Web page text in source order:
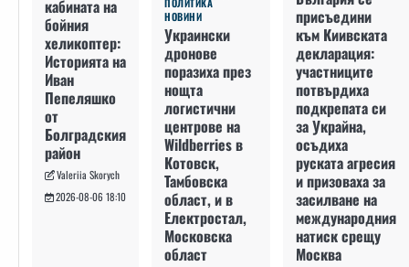
кабината на
бойния
хеликоптер:
Историята на
Иван
Пепеляшко
от
Болградския
район
Valeriia Skorych
2026-08-06 18:10
ПОЛИТИКА
НОВИНИ
Украински
дронове
поразиха през
нощта
логистични
центрове на
Wildberries в
Котовск,
Тамбовска
област, и в
Електростал,
Московска
област
присъедини
към Киивската
декларация:
участниците
потвърдиха
подкрепата си
за Украйна,
осъдиха
руската агресия
и призоваха за
засилване на
международния
натиск срещу
Москва